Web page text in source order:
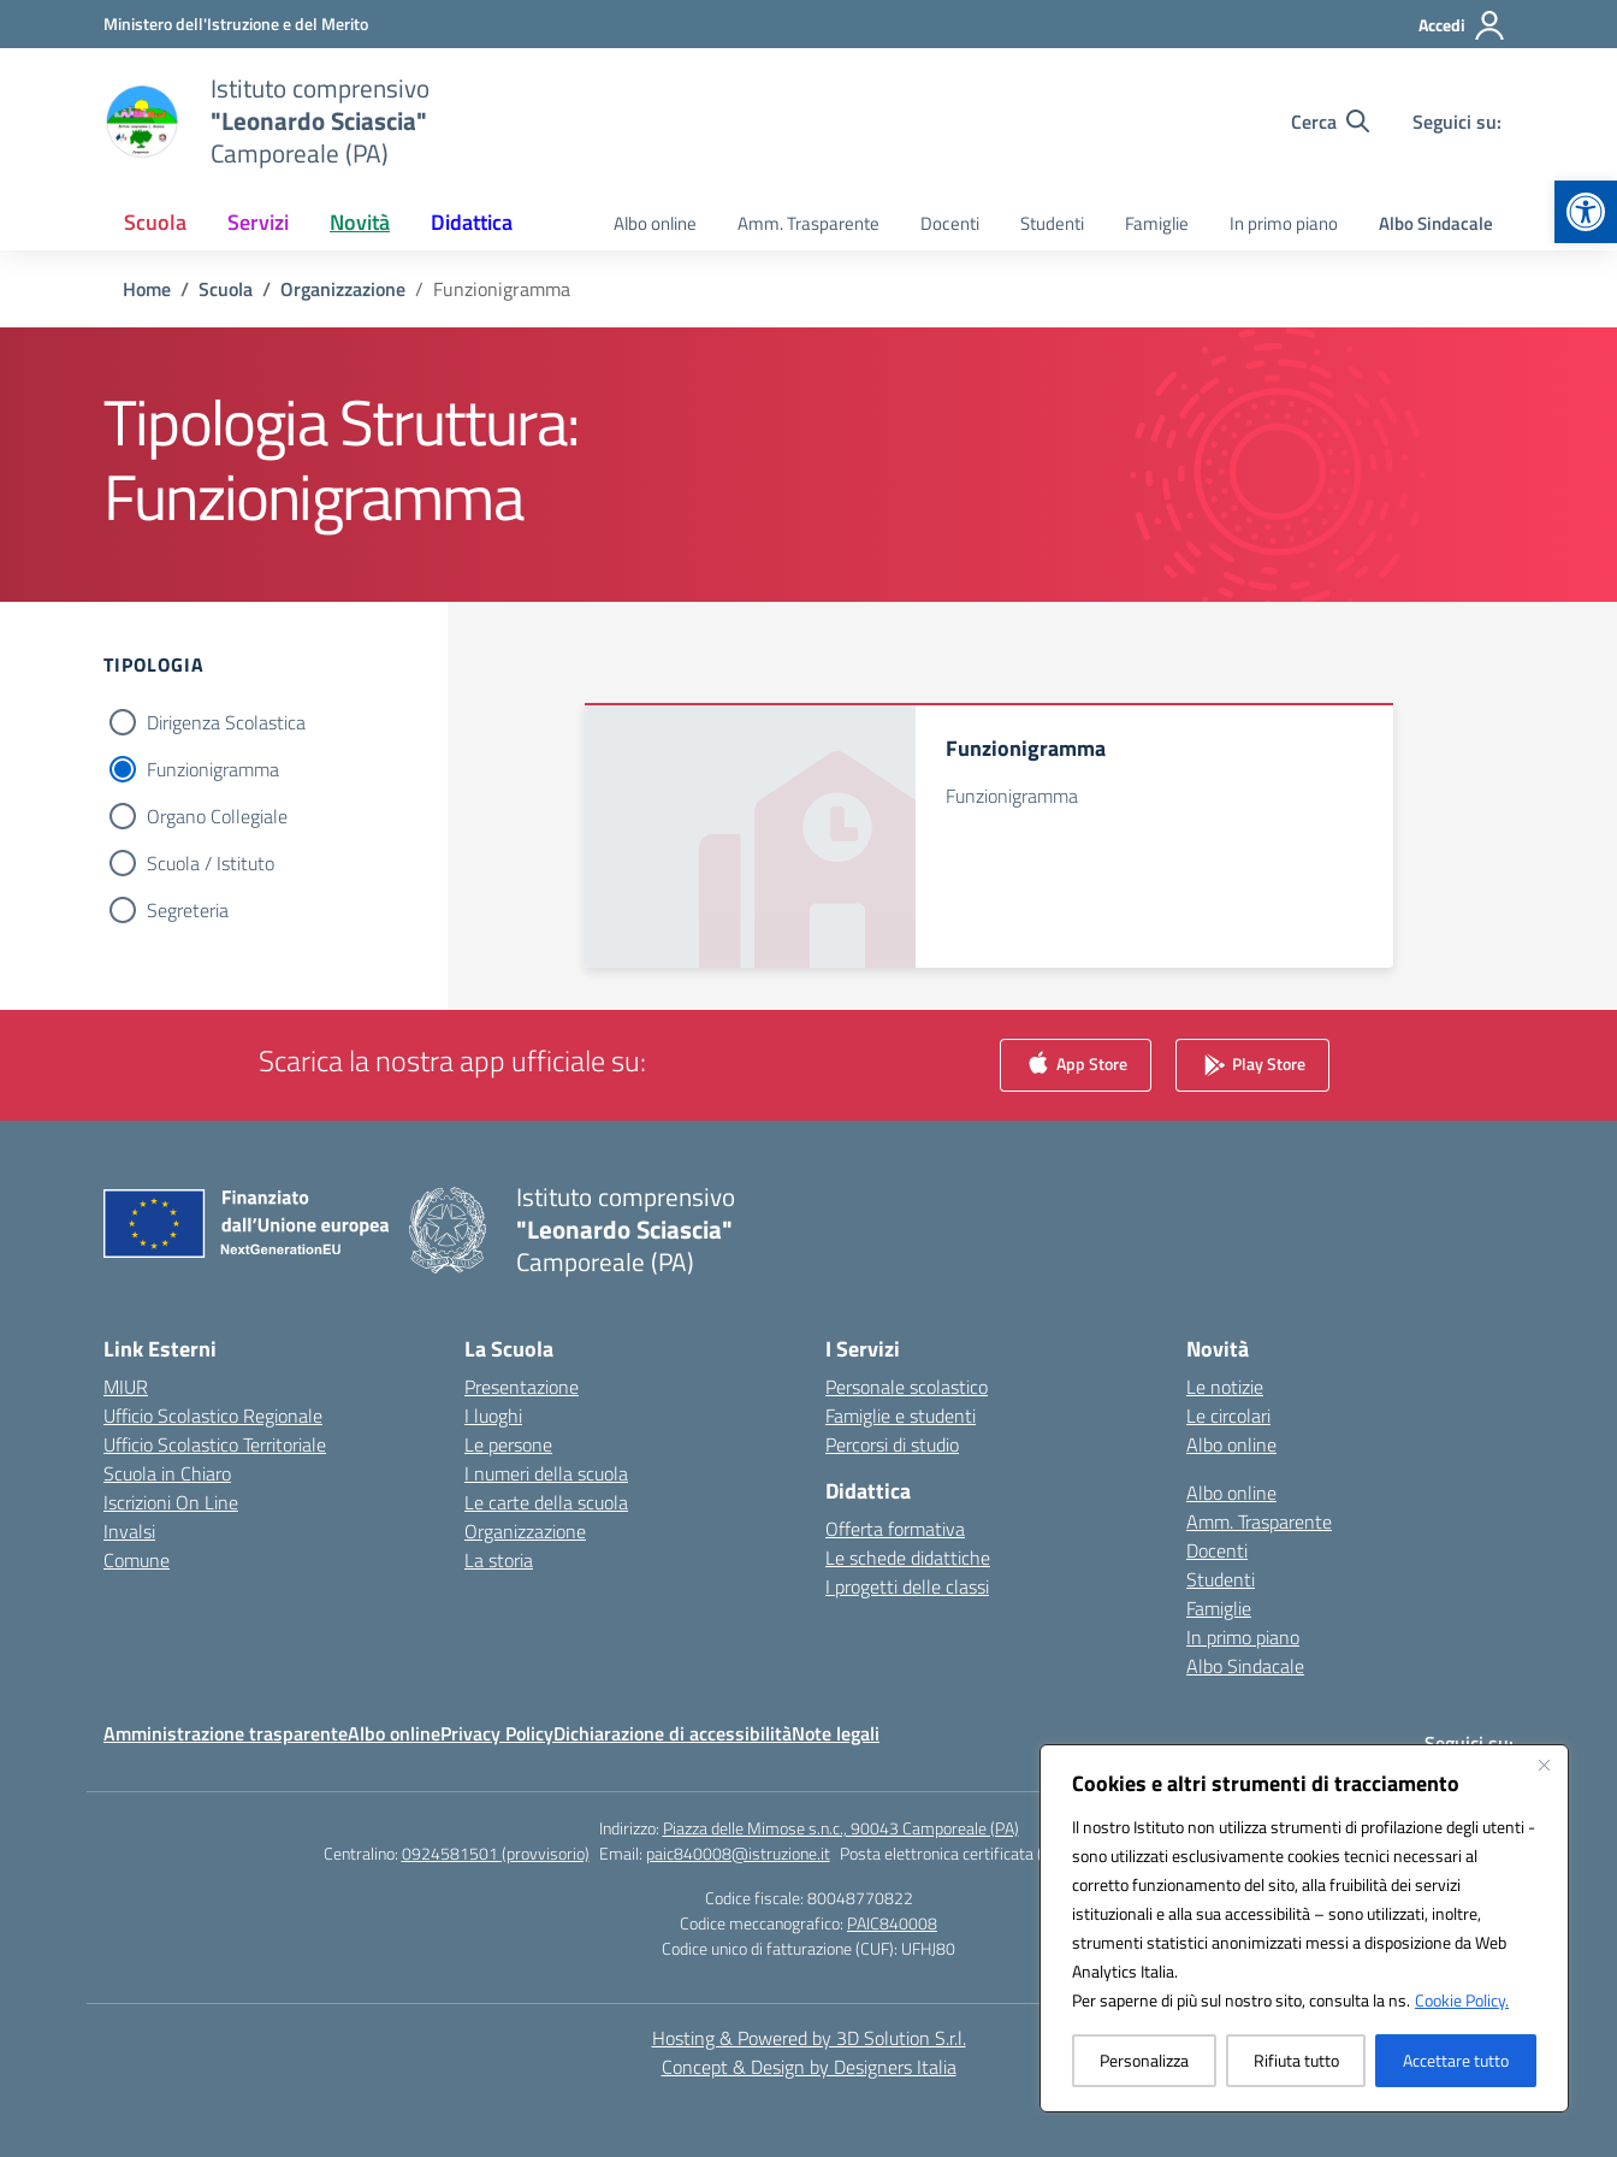
Cookies e altri strumenti di tracciamento
Il nostro Istituto non utilizza strumenti di profilazione degli utenti -
sono utilizzati esclusivamente cookies tecnici necessari al
corretto funzionamento del sito, alla fruibilità dei servizi
istituzionali e alla sua accessibilità – sono utilizzati, inoltre,
strumenti statistici anonimizzati messi a disposizione da Web
Analytics Italia.
Per saperne di più sul nostro sito, consulta la ns.Cookie Policy.
Personalizza Rifiuta tutto Accettare tutto
Vai ai contenuti
Vai al menu di navigazioneMinistero dell'Istruzione e del Merito Accedi
Istituto comprensivo
"Leonardo Sciascia"
Camporeale (PA)
Cerca Seguici su:
Scuola Servizi Novità Didattica Albo online Amm. Trasparente Docenti Studenti Famiglie In primo piano Albo Sindacale
Home Scuola Organizzazione Funzionigramma
Tipologia Struttura:
Funzionigramma
TIPOLOGIA
Dirigenza Scolastica
Funzionigramma
Organo Collegiale
Scuola / Istituto
Segreteria
Funzionigramma
Funzionigramma
Scarica la nostra app ufficiale su: App Store Play Store
Istituto comprensivo
"Leonardo Sciascia"
Camporeale (PA)
Link Esterni
MIUR
Ufficio Scolastico Regionale
Ufficio Scolastico Territoriale
Scuola in Chiaro
Iscrizioni On Line
Invalsi
Comune
La Scuola
Presentazione
I luoghi
Le persone
I numeri della scuola
Le carte della scuola
Organizzazione
La storia
I Servizi
Personale scolastico
Famiglie e studenti
Percorsi di studio
Didattica
Offerta formativa
Le schede didattiche
I progetti delle classi
Novità
Le notizie
Le circolari
Albo online
Albo online
Amm. Trasparente
Docenti
Studenti
Famiglie
In primo piano
Albo Sindacale
Amministrazione trasparenteAlbo onlinePrivacy PolicyDichiarazione di accessibilitàNote legali Seguici su:
Indirizzo: Piazza delle Mimose s.n.c., 90043 Camporeale (PA)
Centralino:0924581501 (provvisorio) Email: paic840008@istruzione.it Posta elettronica certificata (PEC):paic840008@pec.istruzione.it
Codice fiscale: 80048770822
Codice meccanografico: PAIC840008
Codice unico di fatturazione (CUF): UFHJ80
Hosting & Powered by 3D Solution S.r.l.
Concept & Design by Designers Italia